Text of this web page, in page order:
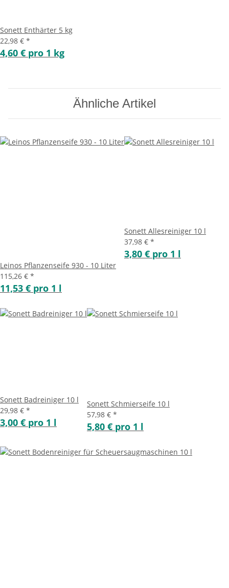
Sonett Enthärter 5 kg
22,98 € *
4,60 € pro 1 kg
Ähnliche Artikel
Leinos Pflanzenseife 930 - 10 Liter
115,26 € *
11,53 € pro 1 l
Sonett Allesreiniger 10 l
37,98 € *
3,80 € pro 1 l
Sonett Badreiniger 10 l
29,98 € *
3,00 € pro 1 l
Sonett Schmierseife 10 l
57,98 € *
5,80 € pro 1 l